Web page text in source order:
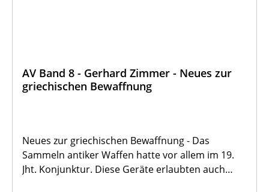
AV Band 8 - Gerhard Zimmer - Neues zur
griechischen Bewaffnung
Neues zur griechischen Bewaffnung - Das
Sammeln antiker Waffen hatte vor allem im 19.
Jht. Konjunktur. Diese Geräte erlaubten auch